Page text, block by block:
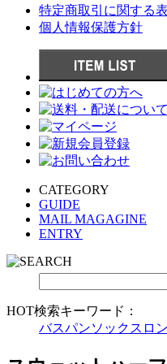
特定商取引に関する
個人情報保護方針
CATEGORY
GUIDE
MAIL MAGAGINE
ENTRY
HOT検索キーワード：
バスパンソックス ロ